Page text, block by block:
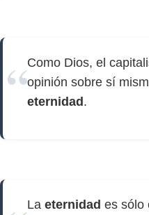
Como Dios, el
opinión sobre sí
eternidad .
La eternidad es sólo